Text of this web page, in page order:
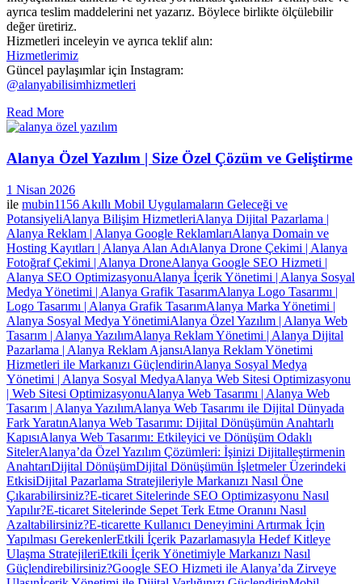
ayrıca teslim maddelerini net yazarız. Böylece birlikte ölçülebilir
değer üretiriz.
Hizmetleri inceleyin ve ayrıca teklif alın:
Hizmetlerimiz
Güncel paylaşımlar için Instagram:
@alanyabilisimhizmetleri
Read More
Alanya Özel Yazılım | Size Özel Çözüm ve Geliştirme
1 Nisan 2026
ile mubin1156 Akıllı Mobil Uygulamaların Geleceği ve
PotansiyeliAlanya Bilişim HizmetleriAlanya Dijital Pazarlama |
Alanya Reklam | Alanya Google ReklamlarıAlanya Domain ve
Hosting Kayıtları | Alanya Alan AdıAlanya Drone Çekimi | Alanya
Fotoğraf Çekimi | Alanya DroneAlanya Google SEO Hizmeti |
Alanya SEO OptimizasyonuAlanya İçerik Yönetimi | Alanya Sosyal
Medya Yönetimi | Alanya Grafik TasarımAlanya Logo Tasarımı |
Logo Tasarımı | Alanya Grafik TasarımAlanya Marka Yönetimi |
Alanya Sosyal Medya YönetimiAlanya Özel Yazılım | Alanya Web
Tasarım | Alanya YazılımAlanya Reklam Yönetimi | Alanya Dijital
Pazarlama | Alanya Reklam AjansıAlanya Reklam Yönetimi
Hizmetleri ile Markanızı GüçlendirinAlanya Sosyal Medya
Yönetimi | Alanya Sosyal MedyaAlanya Web Sitesi Optimizasyonu
| Web Sitesi OptimizasyonuAlanya Web Tasarımı | Alanya Web
Tasarım | Alanya YazılımAlanya Web Tasarımı ile Dijital Dünyada
Fark YaratınAlanya Web Tasarımı: Dijital Dönüşümün Anahtarlı
KapısıAlanya Web Tasarımı: Etkileyici ve Dönüşüm Odaklı
SitelerAlanya’da Özel Yazılım Çözümleri: İşinizi Dijitalleştirmenin
AnahtarıDijital DönüşümDijital Dönüşümün İşletmeler Üzerindeki
EtkisiDijital Pazarlama Stratejileriyle Markanızı Nasıl Öne
Çıkarabilirsiniz?E-ticaret Sitelerinde SEO Optimizasyonu Nasıl
Yapılır?E-ticaret Sitelerinde Sepet Terk Etme Oranını Nasıl
Azaltabilirsiniz?E-ticarette Kullanıcı Deneyimini Artırmak İçin
Yapılması GerekenlerEtkili İçerik Pazarlamasıyla Hedef Kitleye
Ulaşma StratejileriEtkili İçerik Yönetimiyle Markanızı Nasıl
Güçlendirebilirsiniz?Google SEO Hizmeti ile Alanya’da Zirveye